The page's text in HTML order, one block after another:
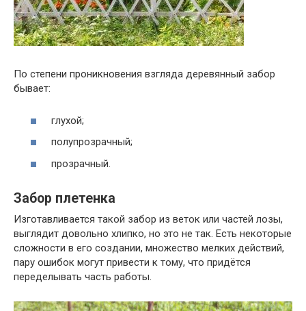
По степени проникновения взгляда деревянный забор
бывает:
глухой;
полупрозрачный;
прозрачный.
Забор плетенка
Изготавливается такой забор из веток или частей лозы,
выглядит довольно хлипко, но это не так. Есть некоторые
сложности в его создании, множество мелких действий,
пару ошибок могут привести к тому, что придётся
переделывать часть работы.